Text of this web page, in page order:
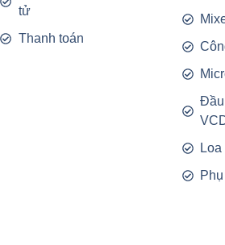
tử
Thanh toán
Đầu